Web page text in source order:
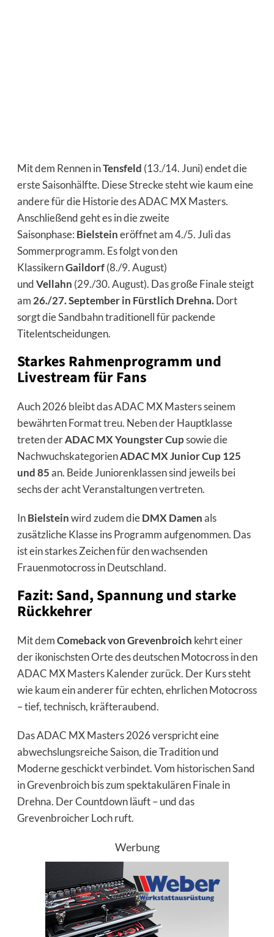
Mit dem Rennen inTensfeld (13./14. Juni) endet die
erste Saisonhälfte. Diese Strecke steht wie kaum eine
andere für die Historie des ADAC MX Masters.
Anschließend geht es in die zweite
Saisonphase: Bielsteineröffnet am 4./5. Juli das
Sommerprogramm. Es folgt von den
KlassikernGaildorf(8./9. August)
undVellahn (29./30. August). Das große Finale steigt
am 26./27. September in Fürstlich Drehna.Dort
sorgt die Sandbahn traditionell für packende
Titelentscheidungen.
Starkes Rahmenprogramm und
Livestream für Fans
Auch 2026 bleibt das ADAC MX Masters seinem
bewährten Format treu. Neben der Hauptklasse
treten derADAC MX Youngster Cupsowie die
NachwuchskategorienADAC MX Junior Cup 125
und 85an. Beide Juniorenklassen sind jeweils bei
sechs der acht Veranstaltungen vertreten.
InBielsteinwird zudem dieDMX Damenals
zusätzliche Klasse ins Programm aufgenommen. Das
ist ein starkes Zeichen für den wachsenden
Frauenmotocross in Deutschland.
Fazit: Sand, Spannung und starke
Rückkehrer
Mit demComeback von Grevenbroich kehrt einer
der ikonischsten Orte des deutschen Motocross in den
ADAC MX Masters Kalender zurück. Der Kurs steht
wie kaum ein anderer für echten, ehrlichen Motocross
– tief, technisch, kräfteraubend.
Das ADAC MX Masters 2026 verspricht eine
abwechslungsreiche Saison, die Tradition und
Moderne geschickt verbindet. Vom historischen Sand
in Grevenbroich bis zum spektakulären Finale in
Drehna. Der Countdown läuft – und das
Grevenbroicher Loch ruft.
Werbung